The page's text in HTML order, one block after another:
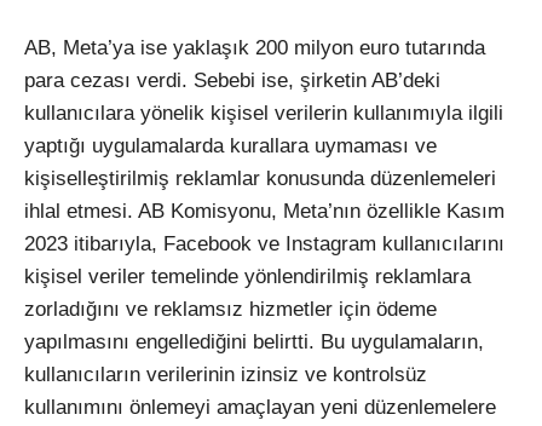
AB, Meta’ya ise yaklaşık 200 milyon euro tutarında
para cezası verdi. Sebebi ise, şirketin AB’deki
kullanıcılara yönelik kişisel verilerin kullanımıyla ilgili
yaptığı uygulamalarda kurallara uymaması ve
kişiselleştirilmiş reklamlar konusunda düzenlemeleri
ihlal etmesi. AB Komisyonu, Meta’nın özellikle Kasım
2023 itibarıyla, Facebook ve Instagram kullanıcılarını
kişisel veriler temelinde yönlendirilmiş reklamlara
zorladığını ve reklamsız hizmetler için ödeme
yapılmasını engellediğini belirtti. Bu uygulamaların,
kullanıcıların verilerinin izinsiz ve kontrolsüz
kullanımını önlemeyi amaçlayan yeni düzenlemelere